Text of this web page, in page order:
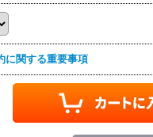
に関する重要事項